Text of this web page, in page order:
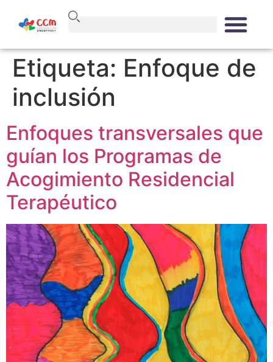
Etiqueta: Enfoque de
inclusión
Enfoques transversales que
guían los Programas de
Acogimiento Residencial
Terapéutico